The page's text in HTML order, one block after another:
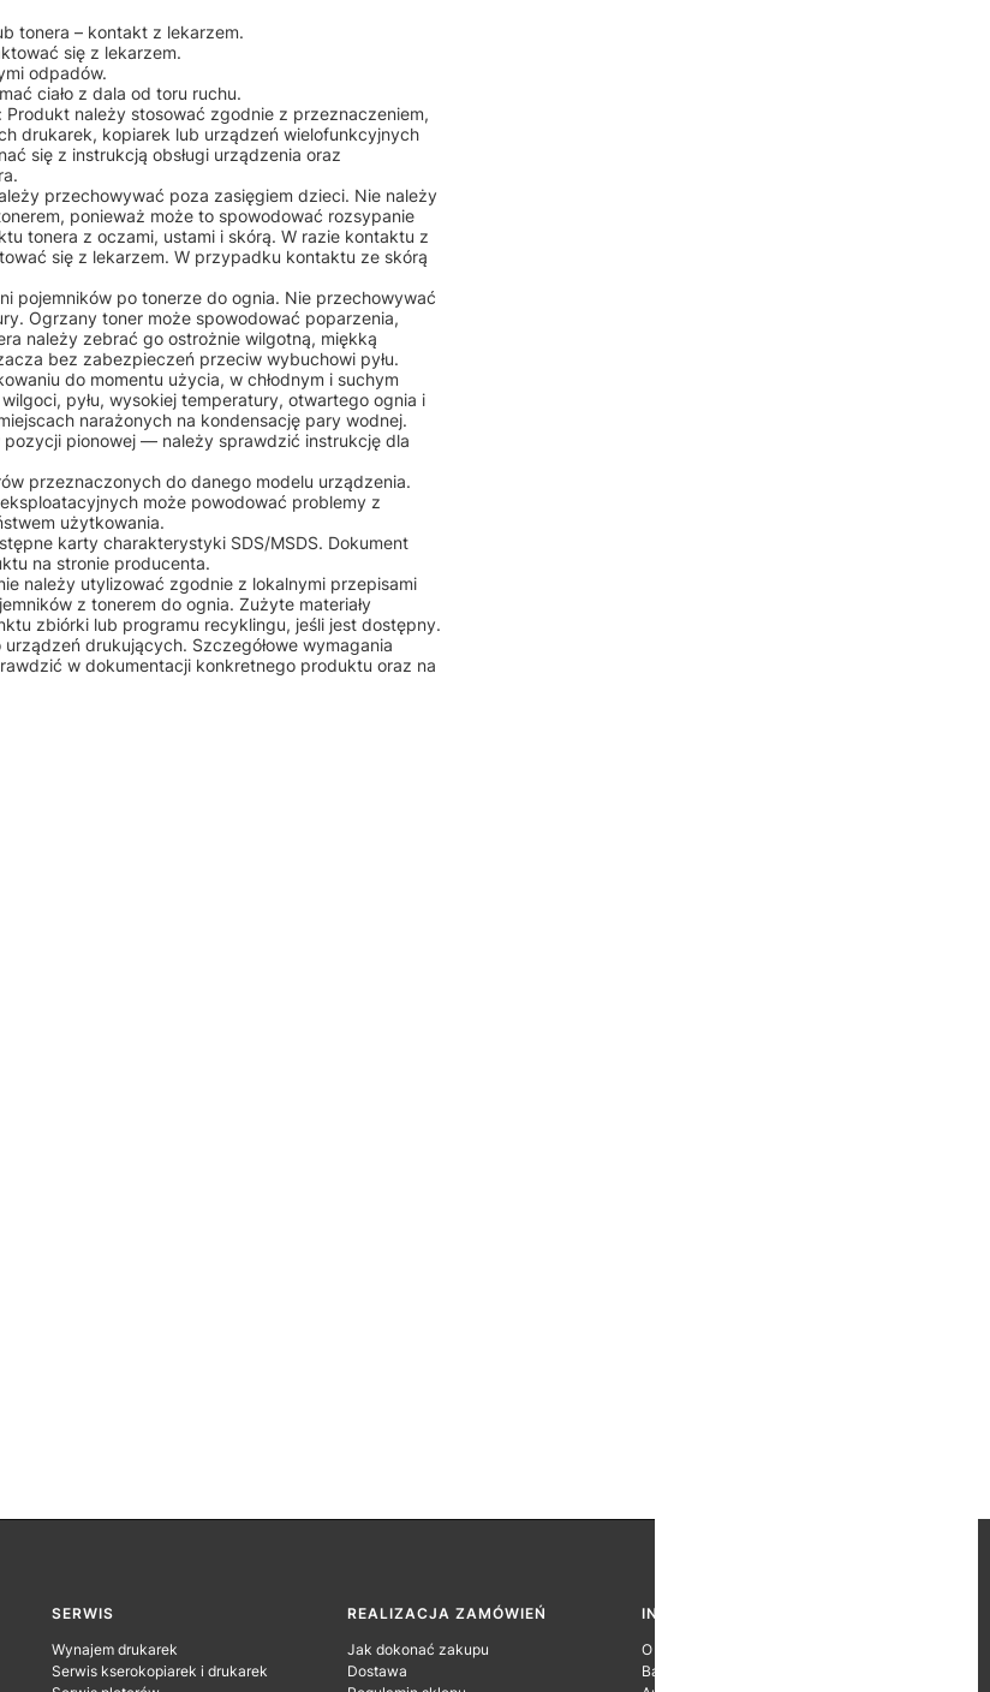
tonera – kontakt z lekarzem.
się z lekarzem.
odpadów.
ciało z dala od toru ruchu.
należy stosować zgodnie z przeznaczeniem,
drukarek, kopiarek lub urządzeń wielofunkcyjnych
się z instrukcją obsługi urządzenia oraz
przechowywać poza zasięgiem dzieci. Nie należy
ponieważ może to spowodować rozsypanie
tonera z oczami, ustami i skórą. W razie kontaktu z
się z lekarzem. W przypadku kontaktu ze skórą
pojemników po tonerze do ognia. Nie przechowywać
Ogrzany toner może spowodować poparzenia,
należy zebrać go ostrożnie wilgotną, miękką
bez zabezpieczeń przeciw wybuchowi pyłu.
do momentu użycia, w chłodnym i suchym
pyłu, wysokiej temperatury, otwartego ognia i
narażonych na kondensację pary wodnej.
pionowej — należy sprawdzić instrukcję dla
przeznaczonych do danego modelu urządzenia.
może powodować problemy z
użytkowania.
karty charakterystyki SDS/MSDS. Dokument
na stronie producenta.
należy utylizować zgodnie z lokalnymi przepisami
z tonerem do ognia. Zużyte materiały
zbiórki lub programu recyklingu, jeśli jest dostępny.
urządzeń drukujących. Szczegółowe wymagania
w dokumentacji konkretnego produktu oraz na
SERWIS
Wynajem drukarek
Serwis kserokopiarek i drukarek
REALIZACJA ZAMÓWIEŃ
Jak dokonać zakupu
Dostawa
INFORMACJE O FIRMIE
O firmie
Baza wiedzy